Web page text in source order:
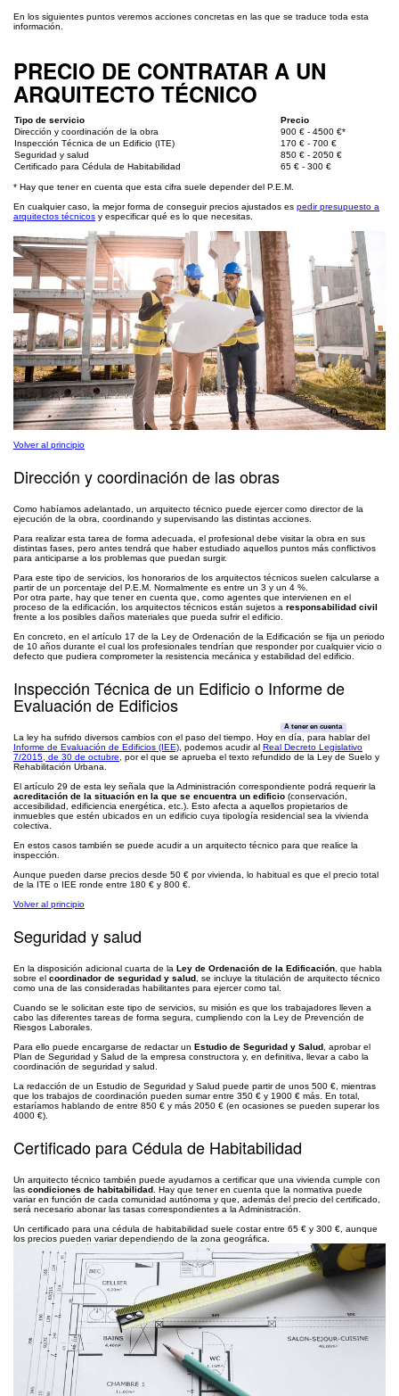
En los siguientes puntos veremos acciones concretas en las que se traduce toda esta
información.
PRECIO DE CONTRATAR A UN
ARQUITECTO TÉCNICO
Tipo de servicio
Precio
Dirección y coordinación de la obra
900 € - 4500 €*
Inspección Técnica de un Edificio (ITE)
170 € - 700 €
Seguridad y salud
850 € - 2050 €
Certificado para Cédula de Habitabilidad
65 € - 300 €
* Hay que tener en cuenta que esta cifra suele depender del P.E.M.
En cualquier caso, la mejor forma de conseguir precios ajustados es pedir presupuesto a
arquitectos técnicos y especificar qué es lo que necesitas.
Volver al principio
Dirección y coordinación de las obras
Como habíamos adelantado, un arquitecto técnico puede ejercer como director de la
ejecución de la obra, coordinando y supervisando las distintas acciones.
Para realizar esta tarea de forma adecuada, el profesional debe visitar la obra en sus
distintas fases, pero antes tendrá que haber estudiado aquellos puntos más conflictivos
para anticiparse a los problemas que puedan surgir.
Para este tipo de servicios, los honorarios de los arquitectos técnicos suelen calcularse a
partir de un porcentaje del P.E.M. Normalmente es entre un 3 y un 4 %.
Por otra parte, hay que tener en cuenta que, como agentes que intervienen en el
proceso de la edificación, los arquitectos técnicos están sujetos a responsabilidad civil
frente a los posibles daños materiales que pueda sufrir el edificio.
En concreto, en el artículo 17 de la Ley de Ordenación de la Edificación se fija un periodo
de 10 años durante el cual los profesionales tendrían que responder por cualquier vicio o
defecto que pudiera comprometer la resistencia mecánica y estabilidad del edificio.
Inspección Técnica de un Edificio o Informe de
Evaluación de Edificios
A tener en cuenta
La ley ha sufrido diversos cambios con el paso del tiempo. Hoy en día, para hablar del
Informe de Evaluación de Edificios (IEE) , podemos acudir al Real Decreto Legislativo
7/2015, de 30 de octubre , por el que se aprueba el texto refundido de la Ley de Suelo y
Rehabilitación Urbana.
El artículo 29 de esta ley señala que la Administración correspondiente podrá requerir la
acreditación de la situación en la que se encuentra un edificio (conservación,
accesibilidad, edificiencia energética, etc.). Esto afecta a aquellos propietarios de
inmuebles que estén ubicados en un edificio cuya tipología residencial sea la vivienda
colectiva.
En estos casos también se puede acudir a un arquitecto técnico para que realice la
inspección.
Aunque pueden darse precios desde 50 € por vivienda, lo habitual es que el precio total
de la ITE o IEE ronde entre 180 € y 800 €.
Volver al principio
Seguridad y salud
En la disposición adicional cuarta de la Ley de Ordenación de la Edificación , que habla
sobre el coordinador de seguridad y salud , se incluye la titulación de arquitecto técnico
como una de las consideradas habilitantes para ejercer como tal.
Cuando se le solicitan este tipo de servicios, su misión es que los trabajadores lleven a
cabo las diferentes tareas de forma segura, cumpliendo con la Ley de Prevención de
Riesgos Laborales.
Para ello puede encargarse de redactar un Estudio de Seguridad y Salud , aprobar el
Plan de Seguridad y Salud de la empresa constructora y, en definitiva, llevar a cabo la
coordinación de seguridad y salud.
La redacción de un Estudio de Seguridad y Salud puede partir de unos 500 €, mientras
que los trabajos de coordinación pueden sumar entre 350 € y 1900 € más. En total,
estaríamos hablando de entre 850 € y más 2050 € (en ocasiones se pueden superar los
4000 €).
Certificado para Cédula de Habitabilidad
Un arquitecto técnico también puede ayudarnos a certificar que una vivienda cumple con
las condiciones de habitabilidad . Hay que tener en cuenta que la normativa puede
variar en función de cada comunidad autónoma y que, además del precio del certificado,
será necesario abonar las tasas correspondientes a la Administración.
Un certificado para una cédula de habitabilidad suele costar entre 65 € y 300 €, aunque
los precios pueden variar dependiendo de la zona geográfica.